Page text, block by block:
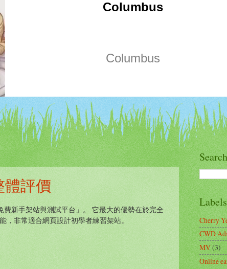
體評價
費新手架站與測試平台」。 它最大的優勢在於完全
非常適合網頁設計初學者練習架站。
Labels
Cherry
CWD
MV(3)
Online